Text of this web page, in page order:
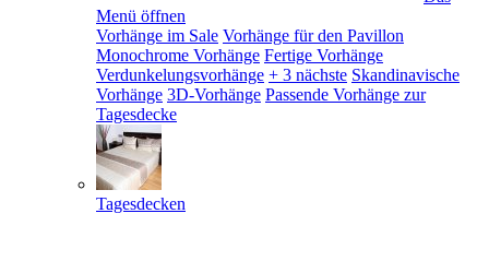
Menü öffnen
Vorhänge im Sale Vorhänge für den Pavillon
Monochrome Vorhänge Fertige Vorhänge
Verdunkelungsvorhänge + 3 nächste Skandinavische
Vorhänge 3D-Vorhänge Passende Vorhänge zur
Tagesdecke
Tagesdecken